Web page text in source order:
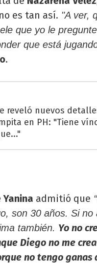
es tan así. "A ver,
que yo le
que está
.
reveló nuevos
en PH: "Tiene
Yanina admitió que
son 30 años. Si
también. Yo no
Diego no me
no tengo